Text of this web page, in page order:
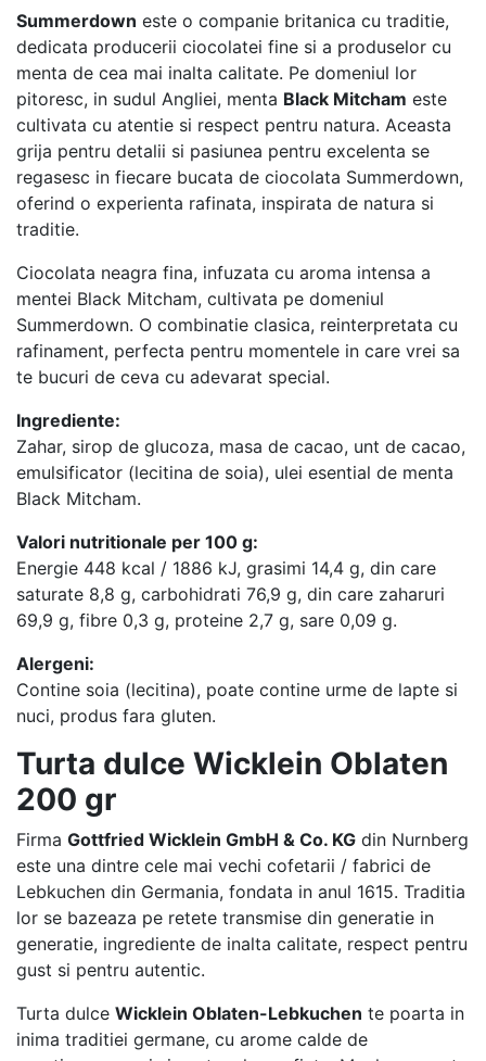
Summerdown este o companie britanica cu traditie,
dedicata producerii ciocolatei fine si a produselor cu
menta de cea mai inalta calitate. Pe domeniul lor
pitoresc, in sudul Angliei, menta Black Mitcham este
cultivata cu atentie si respect pentru natura. Aceasta
grija pentru detalii si pasiunea pentru excelenta se
regasesc in fiecare bucata de ciocolata Summerdown,
oferind o experienta rafinata, inspirata de natura si
traditie.
Ciocolata neagra fina, infuzata cu aroma intensa a
mentei Black Mitcham, cultivata pe domeniul
Summerdown. O combinatie clasica, reinterpretata cu
rafinament, perfecta pentru momentele in care vrei sa
te bucuri de ceva cu adevarat special.
Ingrediente:
Zahar, sirop de glucoza, masa de cacao, unt de cacao,
emulsificator (lecitina de soia), ulei esential de menta
Black Mitcham.
Valori nutritionale per 100 g:
Energie 448 kcal / 1886 kJ, grasimi 14,4 g, din care
saturate 8,8 g, carbohidrati 76,9 g, din care zaharuri
69,9 g, fibre 0,3 g, proteine 2,7 g, sare 0,09 g.
Alergeni:
Contine soia (lecitina), poate contine urme de lapte si
nuci, produs fara gluten.
Turta dulce Wicklein Oblaten
200 gr
Firma Gottfried Wicklein GmbH & Co. KG din Nurnberg
este una dintre cele mai vechi cofetarii / fabrici de
Lebkuchen din Germania, fondata in anul 1615. Traditia
lor se bazeaza pe retete transmise din generatie in
generatie, ingrediente de inalta calitate, respect pentru
gust si pentru autentic.
Turta dulce Wicklein Oblaten-Lebkuchen te poarta in
inima traditiei germane, cu arome calde de